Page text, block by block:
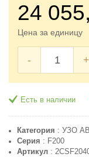
24 055
Цена за единицу
- +
Есть в наличии
Категория : УЗО
Серия : F200
Артикул: